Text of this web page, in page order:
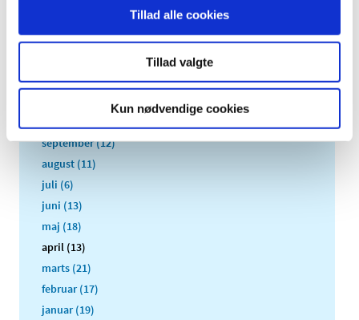
Tillad alle cookies
Tillad valgte
Kun nødvendige cookies
2024 (224)
december (19)
november (30)
september (12)
august (11)
juli (6)
juni (13)
maj (18)
april (13)
marts (21)
februar (17)
januar (19)